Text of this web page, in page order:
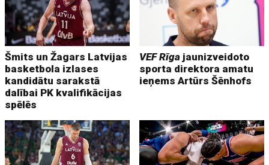
Šmits un Žagars Latvijas
basketbola izlases
kandidātu sarakstā
dalībai PK kvalifikācijas
spēlēs
VEF Rīga jaunizveidoto
sporta direktora amatu
ieņems Artūrs Šēnhofs